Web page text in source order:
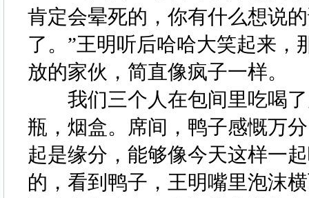
肯定会晕死的，你有什么想说
了。”王明听后哈哈大笑起来
放的家伙，简直像疯子一样。
我们三个人在包间里吃喝了
瓶，烟盒。席间，鸭子感慨万
起是缘分，能够像今天这样一
的，看到鸭子，王明嘴里泡沫